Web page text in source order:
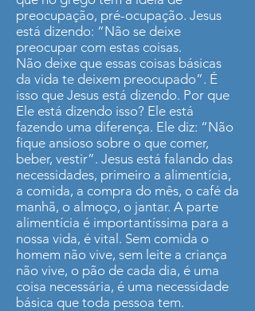
preocupação, pré-ocupação. Jesus
está dizendo: “Não se deixe
preocupar com estas coisas.
Não deixe que essas coisas básicas
da vida te deixem preocupado”. É
isso que Jesus está dizendo. Por que
Ele está dizendo isso? Ele está
fazendo uma diferença. Ele diz: “Não
fique ansioso sobre o que comer,
beber, vestir”. Jesus está falando das
necessidades, primeiro a alimentícia,
a comida, a compra do mês, o café da
manhã, o almoço, o jantar. A parte
alimentícia é importantíssima para a
nossa vida, é vital. Sem comida o
homem não vive, sem leite a criança
não vive, o pão de cada dia, é uma
coisa necessária, é uma necessidade
básica que toda pessoa tem.